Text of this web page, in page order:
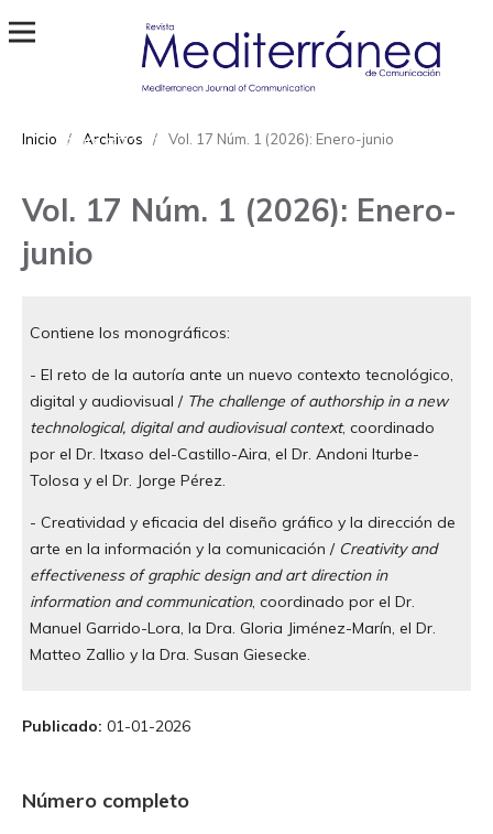
1989-872X
Inicio / Archivos / Vol. 17 Núm. 1 (2026): Enero-junio
Vol. 17 Núm. 1 (2026): Enero-
junio
Contiene los monográficos:
- El reto de la autoría ante un nuevo contexto tecnológico,
digital y audiovisual / The challenge of authorship in a new
technological, digital and audiovisual context, coordinado
por el Dr. Itxaso del-Castillo-Aira, el Dr. Andoni Iturbe-
Tolosa y el Dr. Jorge Pérez.
- Creatividad y eficacia del diseño gráfico y la dirección de
arte en la información y la comunicación / Creativity and
effectiveness of graphic design and art direction in
information and communication, coordinado por el Dr.
Manuel Garrido-Lora, la Dra. Gloria Jiménez-Marín, el Dr.
Matteo Zallio y la Dra. Susan Giesecke.
Publicado: 01-01-2026
Número completo